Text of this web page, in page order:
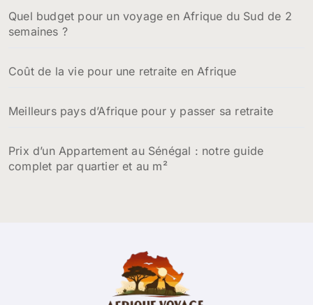
Quel budget pour un voyage en Afrique du Sud de 2
semaines ?
Coût de la vie pour une retraite en Afrique
Meilleurs pays d’Afrique pour y passer sa retraite
Prix d’un Appartement au Sénégal : notre guide
complet par quartier et au m²